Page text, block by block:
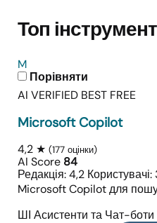
Топ
M
Порівняти
AI VERIFIED BEST FREE
Microsoft Copilot
4,2 ★ (177 оцінки)
AI Score 84
Редакція: 4,2 Користувачі:
Microsoft Copilot для
ШІ Асистенти та Чат-боти